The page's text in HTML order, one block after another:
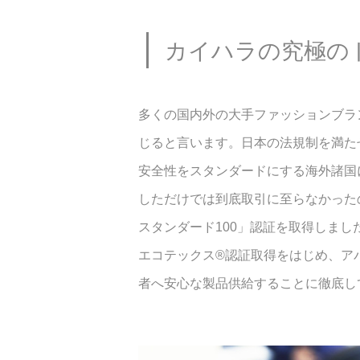
カイハラの究極の
多くの国内外の大手ファッションブ
じると言います。日本の法規制を満
安全性をスタンダードにする海外諸
しただけでは到底取引に至らなかっ
スタンダード100」認証を取得しま
エコテックス®認証取得をはじめ、ア
者へ安心な製品供給することに徹底